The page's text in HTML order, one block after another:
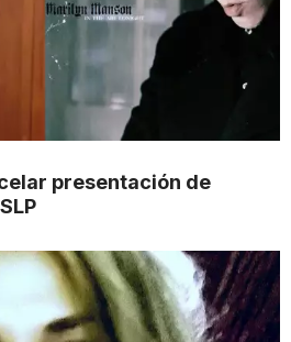
presentación de